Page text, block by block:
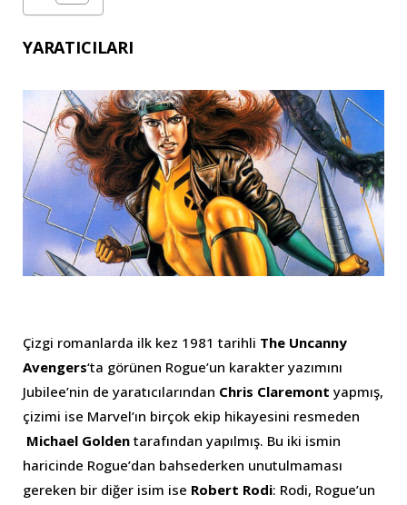
YARATICILARI
Çizgi romanlarda ilk kez 1981 tarihli The Uncanny
Avengers‘ta görünen Rogue’un karakter yazımını
Jubilee’nin de yaratıcılarından Chris Claremont yapmış,
çizimi ise Marvel’ın birçok ekip hikayesini resmeden
Michael Golden tarafından yapılmış. Bu iki ismin
haricinde Rogue’dan bahsederken unutulmaması
gereken bir diğer isim ise Robert Rodi: Rodi, Rogue’un